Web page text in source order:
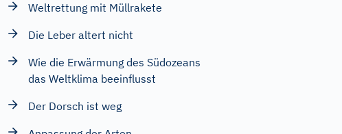
Weltrettung mit Müllrakete
Die Leber altert nicht
Wie die Erwärmung des Südozeans
das Weltklima beeinflusst
Der Dorsch ist weg